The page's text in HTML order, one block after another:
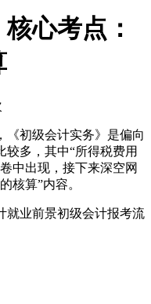
心考点：
《初级会计实务》是偏向
多，其中“所得税费用
中出现，接下来深空网
核算”内容。
就业前景初级会计报考流